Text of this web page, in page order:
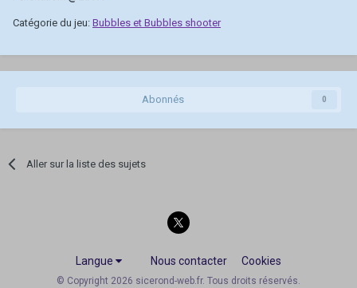
Catégorie du jeu: Bubbles et Bubbles shooter
Abonnés 0
Aller sur la liste des sujets
Langue Nous contacter Cookies
© Copyright 2026 sicerond-web.fr. Tous droits réservés.